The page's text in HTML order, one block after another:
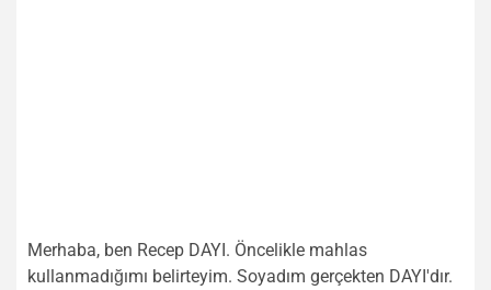
Merhaba, ben Recep DAYI. Öncelikle mahlas
kullanmadığımı belirteyim. Soyadım gerçekten DAYI'dır.